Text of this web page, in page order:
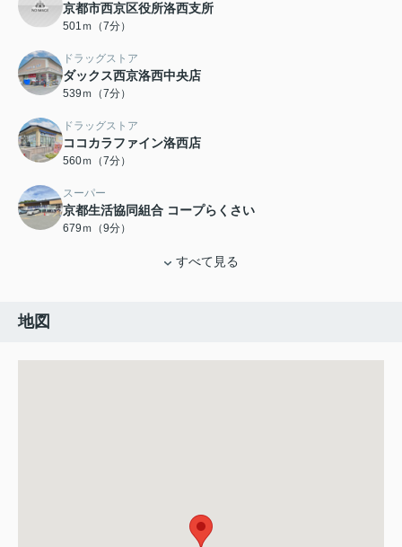
京都市西京区役所洛西支所
501ｍ（7分）
ドラッグストア
ダックス西京洛西中央店
539ｍ（7分）
ドラッグストア
ココカラファイン洛西店
560ｍ（7分）
スーパー
京都生活協同組合 コープらくさい
679ｍ（9分）
すべて見る
地図